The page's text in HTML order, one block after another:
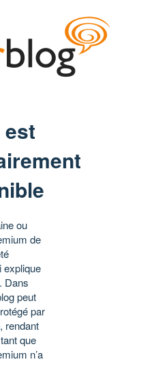
est
ou
de
explique
Dans
peut
par
rendant
que
n’a